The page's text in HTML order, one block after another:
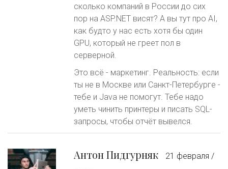
сколько компаний в России до сих
пор на ASP.NET висят? А вы тут про AI,
как будто у нас есть хотя бы один
GPU, который не греет пол в
серверной.
Это всё - маркетинг. Реальность: если
ты не в Москве или Санкт-Петербурге -
тебе и Java не помогут. Тебе надо
уметь чинить принтеры и писать SQL-
запросы, чтобы отчёт вывелся.
Антон Пидгурняк
21 февраля /